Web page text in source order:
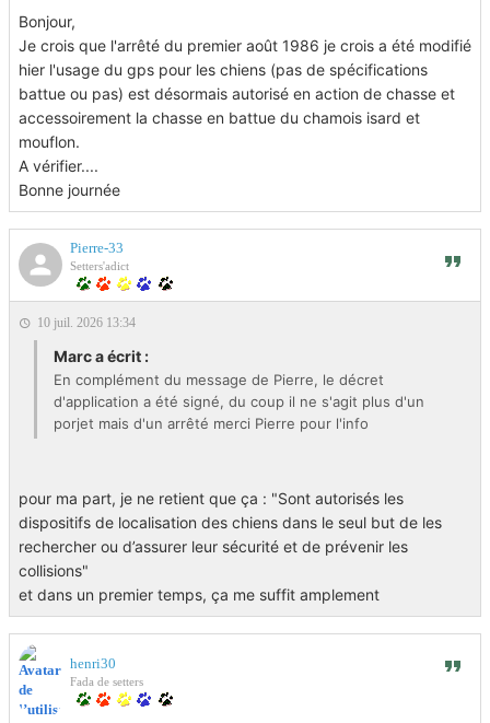
Bonjour,
Je crois que l'arrêté du premier août 1986 je crois a été modifié
hier l'usage du gps pour les chiens (pas de spécifications
battue ou pas) est désormais autorisé en action de chasse et
accessoirement la chasse en battue du chamois isard et
mouflon.
A vérifier....
Bonne journée
Pierre-33
Setters'adict
10 juil. 2026 13:34
Marc a écrit :
En complément du message de Pierre, le décret
d'application a été signé, du coup il ne s'agit plus d'un
porjet mais d'un arrêté merci Pierre pour l'info
pour ma part, je ne retient que ça : "Sont autorisés les
dispositifs de localisation des chiens dans le seul but de les
rechercher ou d’assurer leur sécurité et de prévenir les
collisions"
et dans un premier temps, ça me suffit amplement
henri30
Fada de setters